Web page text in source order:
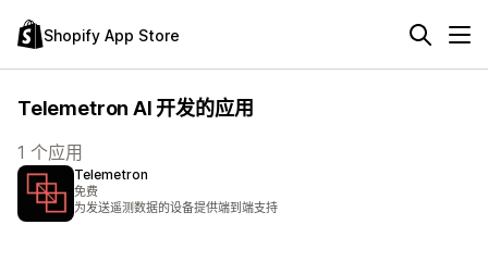
Shopify App Store
Telemetron AI 开发的应用
1 个应用
Telemetron
免费
为发送遥测数据的设备提供端到端支持